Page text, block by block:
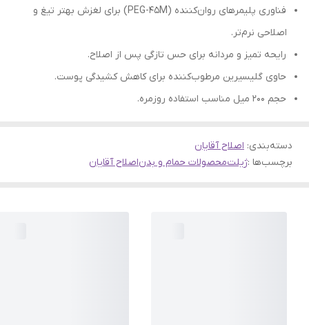
فناوری پلیمرهای روان‌کننده (PEG-45M) برای لغزش بهتر تیغ و
اصلاحی نرم‌تر.
رایحه تمیز و مردانه برای حس تازگی پس از اصلاح.
حاوی گلیسیرین مرطوب‌کننده برای کاهش کشیدگی پوست.
حجم ۲۰۰ میل مناسب استفاده روزمره.
دسته‌بندی: اصلاح آقایان
برچسب‌ها :ژیلتمحصولات حمام و بدناصلاح آقایان